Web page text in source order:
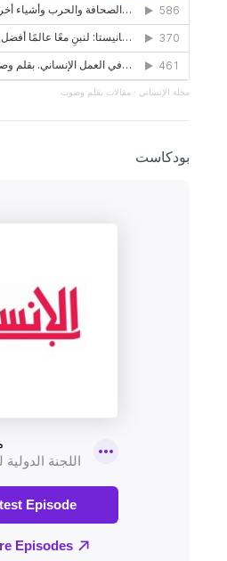
مجلة الإنساني · مقالات بقلم وصوت
بودكاست